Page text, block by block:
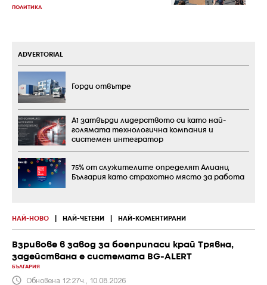
ПОЛИТИКА
НАЙ-НОВО НАЙ-ЧЕТЕНИ НАЙ-КОМЕНТИРАНИ
Взривове в завод за боеприпаси край Трявна,
задействана е системата BG-ALERT
БЪЛГАРИЯ
Обновена 12:27ч., 10.08.2026
ADVERTORIAL
Горди отвътре
А1 затвърди лидерството си като най-
голямата технологична компания и
системен интегратор
75% от служителите определят Алианц
България като страхотно място за работа